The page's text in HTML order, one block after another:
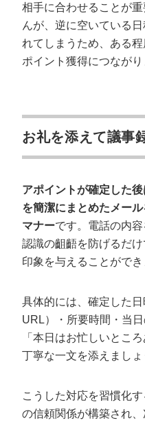
相手に合わせることが
んが、逆に空いている
れてしまうため、ある
ポイント獲得につながり
お礼を添えて議事
アポイントが確定した
を簡潔にまとめたメー
マナーです。電話の内容
認識の齟齬を防げるだ
印象を与えることができ
具体的には、確定した
URL）・所要時間・当
「本日はお忙しいとこ
丁寧な一文を添えましょ
こうした対応を習慣化
の信頼関係が構築され